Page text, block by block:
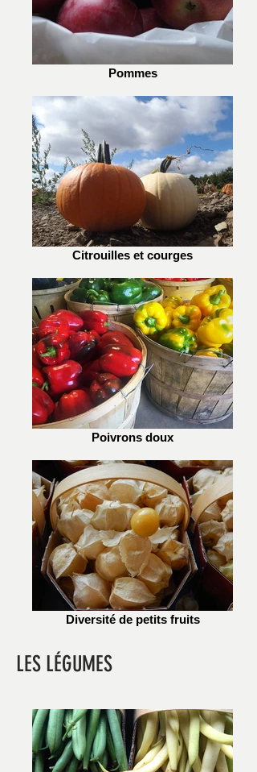
Pommes
Citrouilles et courges
Poivrons doux
Diversité de petits fruits
LES LÉGUMES